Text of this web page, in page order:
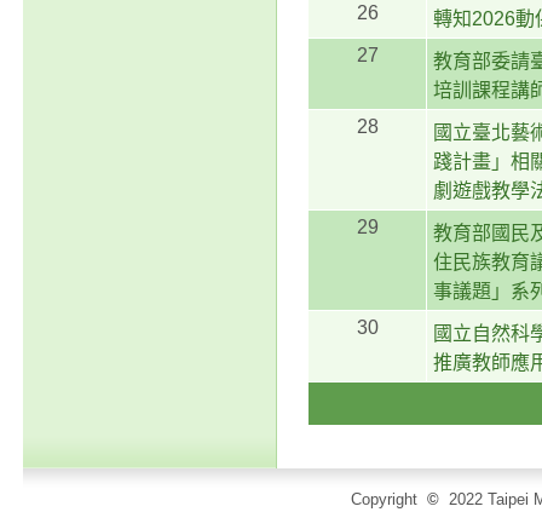
26
轉知2026動
27
教育部委請
培訓課程講
28
國立臺北藝
踐計畫」相
劇遊戲教學
29
教育部國民
住民族教育
事議題」系
30
國立自然科
推廣教師應
Copyright © 2022 Taipei